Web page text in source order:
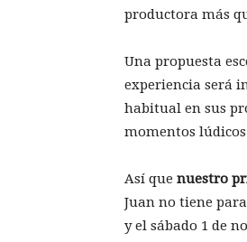
productora más
Una propuesta
experiencia será
habitual en sus
momentos
Así que nuestro
Juan no tiene
y el sábado 1 de